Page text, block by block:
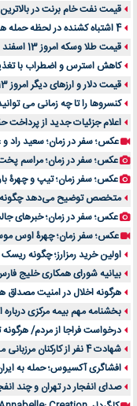
قیمت نفت خام برنت در
4 اشتباه کشنده در لحظه حمله هوایی و انفجار/ چگونه از خود محافظت کنیم؟
قیمت طلا وسکه امروز 13 اسفند
کاهش استرس و اضطراب با تغذیه
قیمت دلار و ارزهای دیگر امروز 13 اسفند
کنسروها را تا چه زمانی می
اعلام جزئیات جدید از پرداخت
عکس؛ سفر در زمان؛ سعید راد
عکس؛ سفر در زمان؛ مراسم
عکس؛ سفر زمان؛ تیپ و چهرۀ
متخصص توضیح می‌دهد چگونه 5 الکترولیت ضروری را از غذاهای طبیعی دریافت کنید
عکس؛ سفر در زمان؛ خبرهای جالب رمضان 45 سال قبل کشور
عکس؛ سفر زمان؛ چهرۀ اوس موسی
اولین خرید رمزارز؛ چگونه ریسک
بیانیه شورای همکاری خلیج
هرگونه اخلال در امنیت
بخشنامه مهم بیمه مرکزی
درخواست فراجا از مردم/
شهادت 4 نفر از کارکنان مرزبانی مهران در پی حملات اسرائیل و آمریکا
افشاگری آکسیوس؛ حمله به
صدای انفجار در تهران و چند